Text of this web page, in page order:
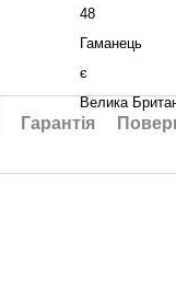
48
Гаманець
є
Велика
Гарантія